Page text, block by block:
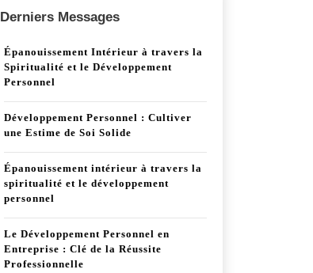
Derniers Messages
Épanouissement Intérieur à travers la
Spiritualité et le Développement
Personnel
Développement Personnel : Cultiver
une Estime de Soi Solide
Épanouissement intérieur à travers la
spiritualité et le développement
personnel
Le Développement Personnel en
Entreprise : Clé de la Réussite
Professionnelle